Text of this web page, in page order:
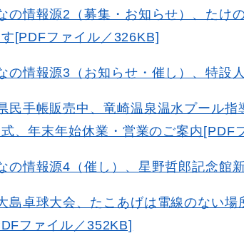
の情報源2（募集・お知らせ）、たけ
[PDFファイル／326KB]
の情報源3（お知らせ・催し）、特設
民手帳販売中、竜崎温泉温水プール指
、年末年始休業・営業のご案内[PDF
の情報源4（催し）、星野哲郎記念館
島卓球大会、たこあげは電線のない
ファイル／352KB]